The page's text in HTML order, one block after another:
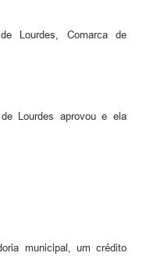
Lourdes, Comarca de
Lourdes aprovou e ela
municipal, um crédito